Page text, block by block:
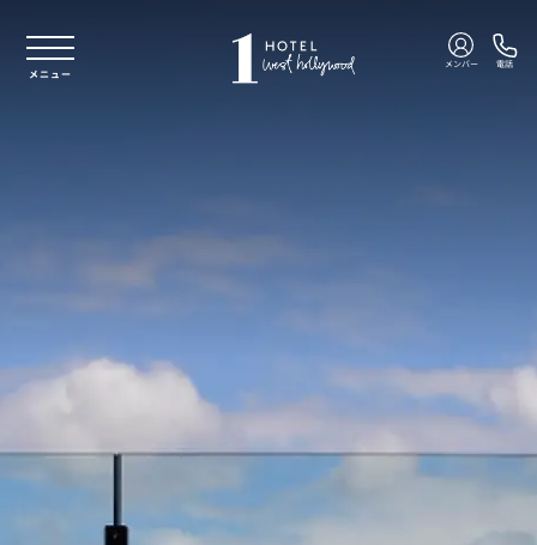
メニュー
メンバー 電話